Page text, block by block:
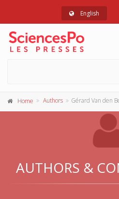
English
Home Authors Gérard Van den
AUTHORS &